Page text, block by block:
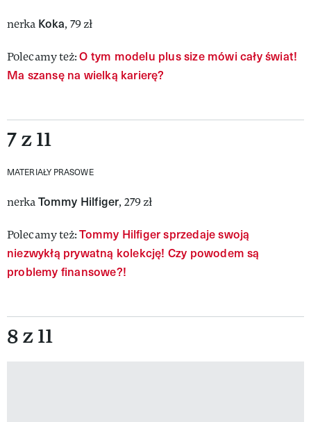
nerka Koka, 79 zł
Polecamy też:O tym modelu plus size mówi cały świat!
Ma szansę na wielką karierę?
7 z 11
MATERIAŁY PRASOWE
nerkaTommy Hilfiger, 279 zł
Polecamy też:Tommy Hilfiger sprzedaje swoją
niezwykłą prywatną kolekcję! Czy powodem są
problemy finansowe?!
8 z 11